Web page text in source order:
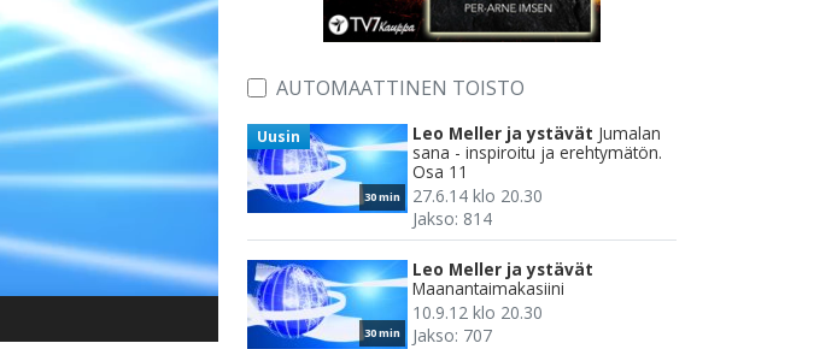
AUTOMAATTINEN TOISTO
30 min
Uusin Leo Meller ja ystävät Jumalan
sana - inspiroitu ja erehtymätön.
Osa 11
27.6.14 klo 20.30
Jakso: 814
30 min
Leo Meller ja ystävät
Maanantaimakasiini
10.9.12 klo 20.30
Jakso: 707